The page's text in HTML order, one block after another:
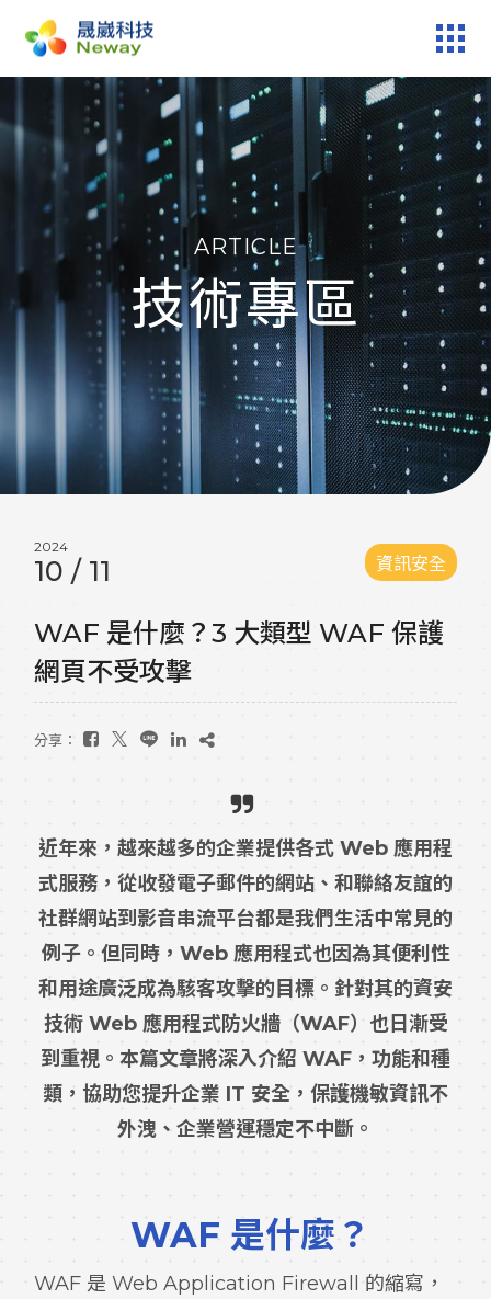
ARTICLE
技術專區
2024
10/ 11 資訊安全
WAF 是什麼？3 大類型 WAF 保護
網頁不受攻擊
分享：
近年來，越來越多的企業提供各式 Web 應用程
式服務，從收發電子郵件的網站、和聯絡友誼的
社群網站到影音串流平台都是我們生活中常見的
例子。但同時，Web 應用程式也因為其便利性
和用途廣泛成為駭客攻擊的目標。針對其的資安
技術 Web 應用程式防火牆（WAF）也日漸受
到重視。本篇文章將深入介紹 WAF，功能和種
類，協助您提升企業 IT 安全，保護機敏資訊不
外洩、企業營運穩定不中斷。
WAF 是什麼？
WAF 是 Web Application Firewall 的縮寫，
產品服務
技術專區
新聞中心
關於晟崴
技術報修